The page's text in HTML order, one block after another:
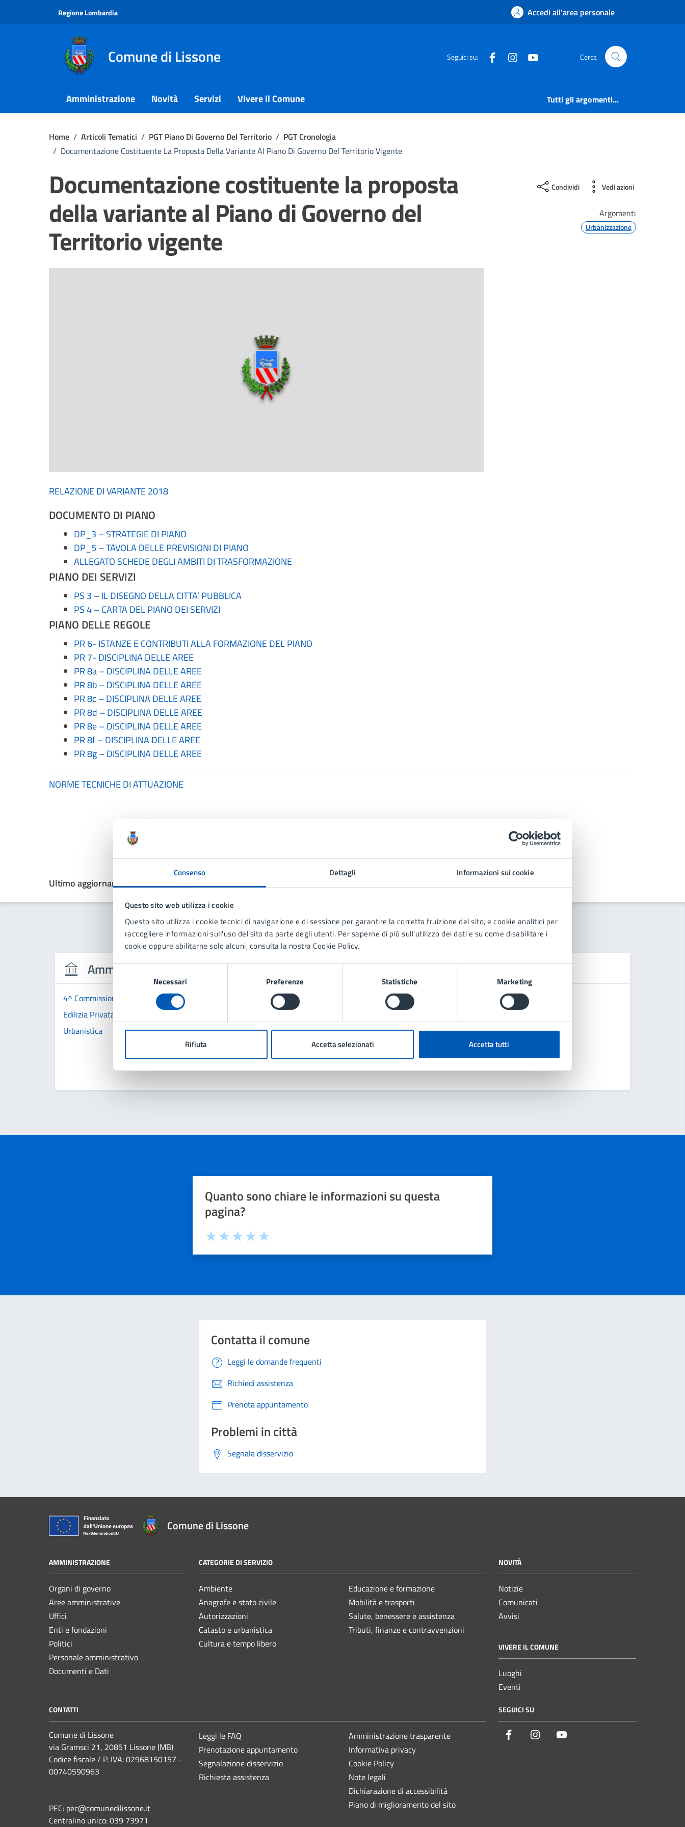
Consenso Dettagli Informazioni sui cookie
Questo sito web utilizza i cookie
Questo sito utilizza i cookie tecnici di navigazione e di sessione per garantire la corretta fruizione del sito, e cookie analitici per
raccogliere informazioni sull'uso del sito da parte degli utenti. Per saperne di più sull'utilizzo dei dati e su come disabilitare i
cookie oppure abilitarne solo alcuni, consulta la nostra Cookie Policy.
Selezione
Necessari Preferenze Statistiche Marketing
Rifiuta Accetta selezionati Accetta tutti
Regione Lombardia Accedi all'area personale
Comune di Lissone Seguici su: FacebookInstagram Cerca
Amministrazione Novità Servizi Vivere il Comune Tutti gli argomenti...
Home / Articoli Tematici / PGT Piano Di Governo Del Territorio / PGT Cronologia
/ Documentazione Costituente La Proposta Della Variante Al Piano Di Governo Del Territorio Vigente
Documentazione costituente la proposta
della variante al Piano di Governo del
Territorio vigente
Condividi Vedi azioni
Argomenti
Urbanizzazione
RELAZIONE DI VARIANTE 2018
DOCUMENTO DI PIANO
DP_3 – STRATEGIE DI PIANO
DP_5 – TAVOLA DELLE PREVISIONI DI PIANO
ALLEGATO SCHEDE DEGLI AMBITI DI TRASFORMAZIONE
PIANO DEI SERVIZI
PS 3 – IL DISEGNO DELLA CITTA’ PUBBLICA
PS 4 – CARTA DEL PIANO DEI SERVIZI
PIANO DELLE REGOLE
PR 6- ISTANZE E CONTRIBUTI ALLA FORMAZIONE DEL PIANO
PR 7- DISCIPLINA DELLE AREE
PR 8a – DISCIPLINA DELLE AREE
PR 8b – DISCIPLINA DELLE AREE
PR 8c – DISCIPLINA DELLE AREE
PR 8d – DISCIPLINA DELLE AREE
PR 8e – DISCIPLINA DELLE AREE
PR 8f – DISCIPLINA DELLE AREE
PR 8g – DISCIPLINA DELLE AREE
NORME TECNICHE DI ATTUAZIONE
Ultimo aggiornamento:27/06/2024, 10:40
Contenuti correlati
Amministrazione
4^ Commissione Territorio, Trasporti, Ecologia e Protezione civile
Edilizia Privata
Urbanistica
Quanto sono chiare le informazioni su questa
pagina?
Contatta il comune
Leggi le domande frequenti
Richiedi assistenza
Prenota appuntamento
Problemi in città
Segnala disservizio
Comune di Lissone
AMMINISTRAZIONE
Organi di governo
Aree amministrative
Uffici
Enti e fondazioni
Politici
Personale amministrativo
Documenti e Dati
CATEGORIE DI SERVIZIO
Ambiente
Anagrafe e stato civile
Autorizzazioni
Catasto e urbanistica
Cultura e tempo libero
Educazione e formazione
Mobilità e trasporti
Salute, benessere e assistenza
Tributi, finanze e contravvenzioni
NOVITÀ
Notizie
Comunicati
Avvisi
VIVERE IL COMUNE
Luoghi
Eventi
CONTATTI
Comune di Lissone
via Gramsci 21, 20851 Lissone (MB)
Codice fiscale / P. IVA: 02968150157 -
00740590963
PEC: pec@comunedilissone.it
Centralino unico:039 73971
Leggi le FAQ
Prenotazione appuntamento
Segnalazione disservizio
Richiesta assistenza
Amministrazione trasparente
Informativa privacy
Cookie Policy
Note legali
Dichiarazione di accessibilità
Piano di miglioramento del sito
SEGUICI SU
Facebook Instagram